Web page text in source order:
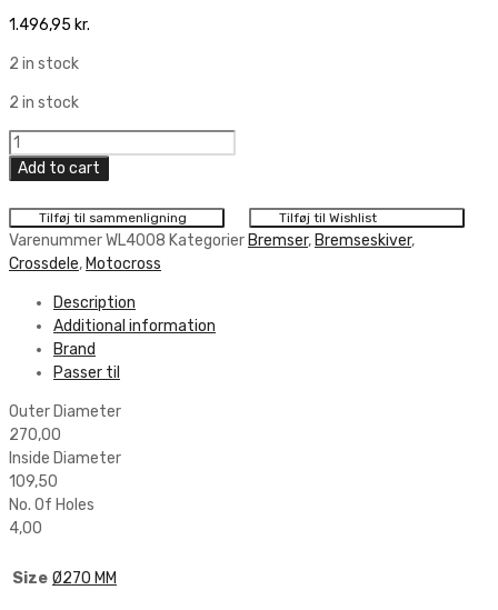
1.496,95 kr.
2 in stock
2 in stock
Braking
Oversize
Disc
Ø270
quantity
Add to cart
Tilføj til sammenligning Tilføj til Wishlist
VarenummerWL4008 Kategorier Bremser, Bremseskiver,
Crossdele, Motocross
Description
Additional information
Brand
Passer til
Outer Diameter
270,00
Inside Diameter
109,50
No. Of Holes
4,00
Size Ø270 MM